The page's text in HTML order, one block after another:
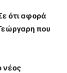
ότι αφορά
που
νέος